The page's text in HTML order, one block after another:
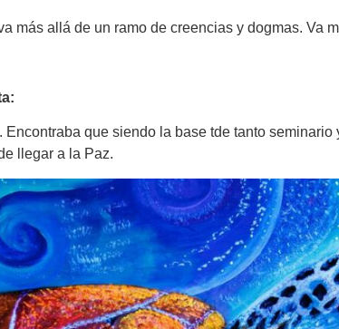
más allá de un ramo de creencias y dogmas. Va
que siendo la base tde tanto
llegar a la Paz.